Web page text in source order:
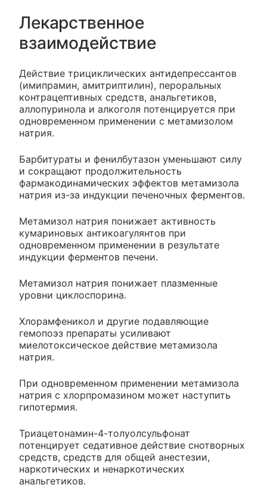
Лекарственное
взаимодействие
Действие трициклических антидепрессантов
(имипрамин, амитриптилин), пероральных
контрацептивных средств, анальгетиков,
аллопуринола и алкоголя потенцируется при
одновременном применении с метамизолом
натрия.
Барбитураты и фенилбутазон уменьшают силу
и сокращают продолжительность
фармакодинамических эффектов метамизола
натрия из-за индукции печеночных ферментов.
Метамизол натрия понижает активность
кумариновых антикоагулянтов при
одновременном применении в результате
индукции ферментов печени.
Метамизол натрия понижает плазменные
уровни циклоспорина.
Хлорамфеникол и другие подавляющие
гемопоэз препараты усиливают
миелотоксическое действие метамизола
натрия.
При одновременном применении метамизола
натрия с хлорпромазином может наступить
гипотермия.
Триацетонамин-4-толуолсульфонат
потенцирует седативное действие снотворных
средств, средств для общей анестезии,
наркотических и ненаркотических
анальгетиков.